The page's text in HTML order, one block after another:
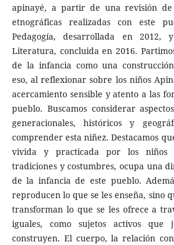
apinayé, a partir de una revisión de
etnográficas realizadas con este
Pedagogía, desarrollada en 2012,
Literatura, concluida en 2016.
de la infancia como una
eso, al reflexionar sobre los niños
acercamiento sensible y atento a las
pueblo. Buscamos considerar
generacionales, históricos y
comprender esta niñez. Destacamos
vivida y practicada por los
tradiciones y costumbres, ocupa una
de la infancia de este pueblo.
reproducen lo que se les enseña, sino
transforman lo que se les ofrece a
iguales, como sujetos activos que
construyen. El cuerpo, la relación